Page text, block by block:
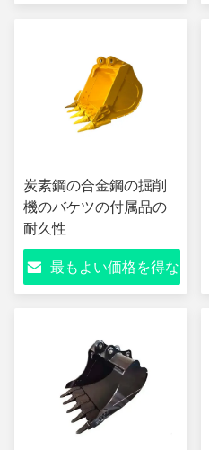
炭素鋼の合金鋼の掘削
機のバケツの付属品の
耐久性
最もよい価格を得な